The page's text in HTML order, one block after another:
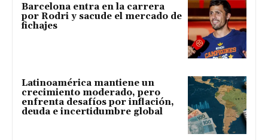
Barcelona entra en la carrera
por Rodri y sacude el mercado de
fichajes
Latinoamérica mantiene un
crecimiento moderado, pero
enfrenta desafíos por inflación,
deuda e incertidumbre global